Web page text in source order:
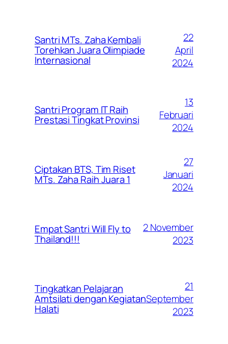
Santri MTs. Zaha Kembali
Torehkan Juara Olimpiade
Internasional
22
April
2024
Santri Program IT Raih
Prestasi Tingkat Provinsi
13
Februari
2024
Ciptakan BTS, Tim Riset
MTs. Zaha Raih Juara 1
27
Januari
2024
Empat Santri Will Fly to
Thailand!!!
2 November
2023
Tingkatkan Pelajaran
Amtsilati dengan Kegiatan
Halati
21
September
2023